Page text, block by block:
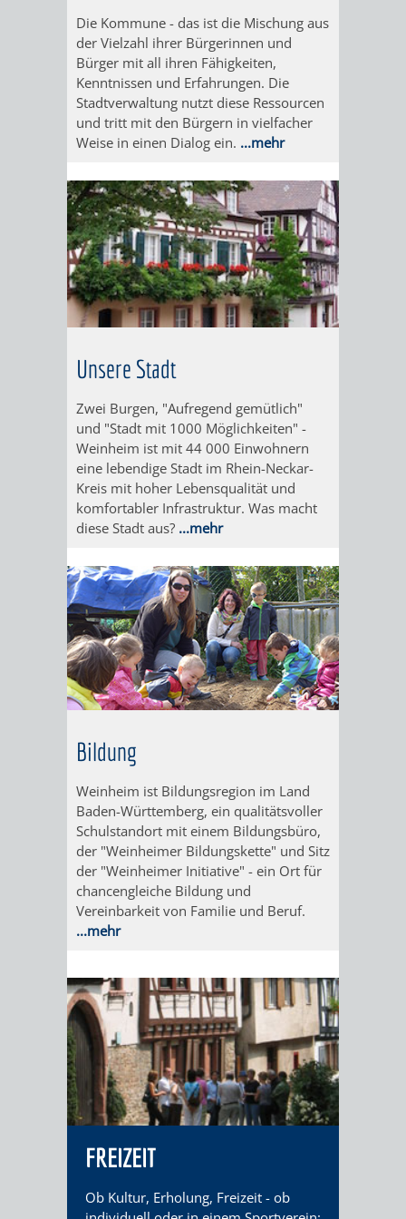
SERVICEBEREICH
FÜR
UND
ORGANISATIONEN
STÄDTEPARTNERSCHAFTEN
IMOLALUTHERSTADT
EISLEBEN
RAMATVARCES
ET
RISSET
ORTSCHAFTEN
EINRICHTUNGEN
ORTSVEREINE
EINRICHTUNGEN
GESCHICHTE
SULZBACH
EINRICHTUNGEN
ORTSCHAFTSRAT
Die Kommune - das ist die Mischung aus
der Vielzahl ihrer Bürgerinnen und
Bürger mit all ihren Fähigkeiten,
Kenntnissen und Erfahrungen. Die
Stadtverwaltung nutzt diese Ressourcen
und tritt mit den Bürgern in vielfacher
Weise in einen Dialog ein. ...mehr
Unsere Stadt
Zwei Burgen, "Aufregend gemütlich"
und "Stadt mit 1000 Möglichkeiten" -
Weinheim ist mit 44 000 Einwohnern
eine lebendige Stadt im Rhein-Neckar-
Kreis mit hoher Lebensqualität und
komfortabler Infrastruktur. Was macht
diese Stadt aus? ...mehr
Bildung
Weinheim ist Bildungsregion im Land
Baden-Württemberg, ein qualitätsvoller
Schulstandort mit einem Bildungsbüro,
der "Weinheimer Bildungskette" und Sitz
der "Weinheimer Initiative" - ein Ort für
chancengleiche Bildung und
Vereinbarkeit von Familie und Beruf.
...mehr
FREIZEIT
Ob Kultur, Erholung, Freizeit - ob